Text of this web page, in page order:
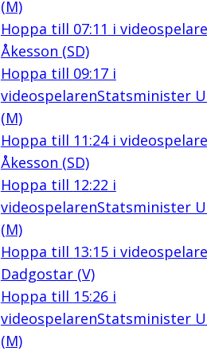
(M)
Hoppa till 07:11 i
Åkesson (SD)
Hoppa till 09:17i
videospelarenStatsminister
(M)
Hoppa till 11:24i
Åkesson (SD)
Hoppa till 12:22 i
videospelarenStatsminister
(M)
Hoppa till 13:15i
Dadgostar (V)
Hoppa till 15:26i
videospelarenStatsminister
(M)